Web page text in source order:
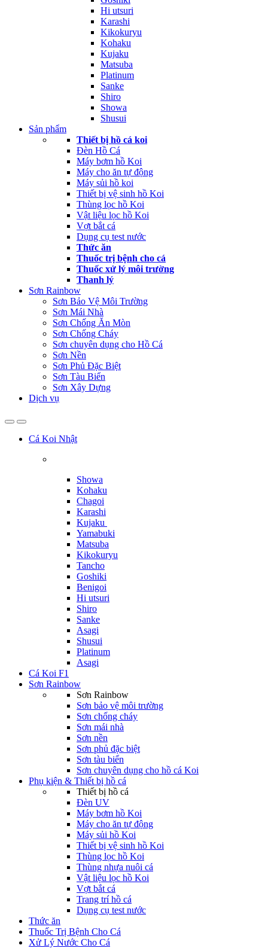
Hi utsuri
Karashi
Kikokuryu
Kohaku
Kujaku
Matsuba
Platinum
Sanke
Shiro
Showa
Shusui
Sản phẩm
Thiết bị hồ cá koi
Đèn Hồ Cá
Máy bơm hồ Koi
Máy cho ăn tự động
Máy sủi hồ koi
Thiết bị vệ sinh hồ Koi
Thùng lọc hồ Koi
Vật liệu lọc hồ Koi
Vợt bắt cá
Dụng cụ test nước
Thức ăn
Thuốc trị bệnh cho cá
Thuốc xử lý môi trường
Thanh lý
Sơn Rainbow
Sơn Bảo Vệ Môi Trường
Sơn Mái Nhà
Sơn Chống Ăn Mòn
Sơn Chống Cháy
Sơn chuyên dụng cho Hồ Cá
Sơn Nền
Sơn Phủ Đặc Biệt
Sơn Tàu Biển
Sơn Xây Dựng
Dịch vụ
Cá Koi Nhật
Showa
Kohaku
Chagoi
Karashi
Kujaku
Yamabuki
Matsuba
Kikokuryu
Tancho
Goshiki
Benigoi
Hi utsuri
Shiro
Sanke
Asagi
Shusui
Platinum
Asagi
Cá Koi F1
Sơn Rainbow
Sơn Rainbow
Sơn bảo vệ môi trường
Sơn chống cháy
Sơn mái nhà
Sơn nền
Sơn phủ đặc biệt
Sơn tàu biển
Sơn chuyên dụng cho hồ cá Koi
Phụ kiện & Thiết bị hồ cá
Thiết bị hồ cá
Đèn UV
Máy bơm hồ Koi
Máy cho ăn tự động
Máy sủi hồ Koi
Thiết bị vệ sinh hồ Koi
Thùng lọc hồ Koi
Thùng nhựa nuôi cá
Vật liệu lọc hồ Koi
Vợt bắt cá
Trang trí hồ cá
Dụng cụ test nước
Thức ăn
Thuốc Trị Bệnh Cho Cá
Xử Lý Nước Cho Cá